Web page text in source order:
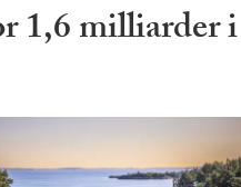
1,6 milliarder i